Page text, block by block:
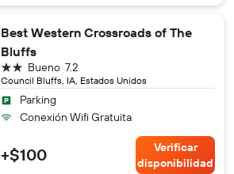
Best Western Crossroads of The
Bluffs
Council Bluffs, IA, Estados Unidos
7.2
Bueno
2 estrellas
Parking
Conexión Wifi Gratuita
+$100
Verificar
disponibilidad